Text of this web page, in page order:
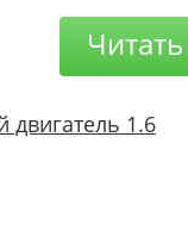
двигатель 1.6